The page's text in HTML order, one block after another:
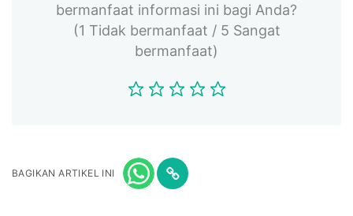
bermanfaat informasi ini bagi Anda?
(1 Tidak bermanfaat / 5 Sangat
bermanfaat)
BAGIKAN ARTIKEL INI